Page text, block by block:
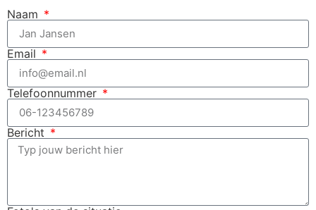
Naam
Email
Telefoonnummer
Bericht